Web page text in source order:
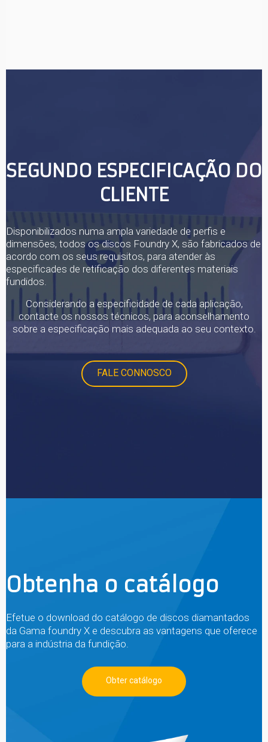
SEGUNDO ESPECIFICAÇÃO DO
CLIENTE
Disponibilizados numa ampla variedade de perfis e
dimensões, todos os discos Foundry X, são fabricados de
acordo com os seus requisitos, para atender às
especificades de retificação dos diferentes materiais
fundidos.
Considerando a especificidade de cada aplicação,
contacte os nossos técnicos, para aconselhamento
sobre a especificação mais adequada ao seu contexto.
FALE CONNOSCO
Obtenha o catálogo
Efetue o download do catálogo de discos diamantados
da Gama foundry X e descubra as vantagens que oferece
para a indústria da fundição.
Obter catálogo